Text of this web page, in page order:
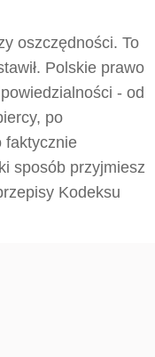
oszczędności. To
Polskie prawo
- od
po
faktycznie
sposób przyjmiesz
Kodeksu